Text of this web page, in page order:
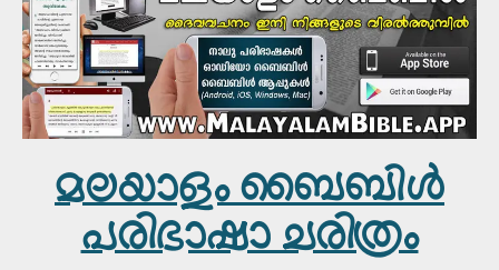
മലയാളം ബൈബിള്‍
പരിഭാഷാ ചരിത്രം